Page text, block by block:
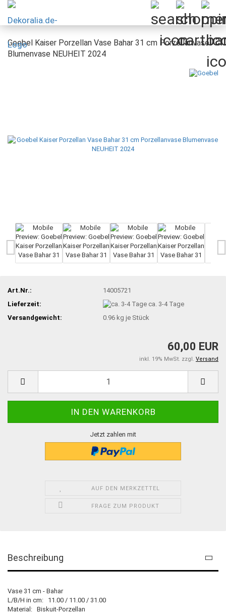
Goebel Kaiser Porzellan Vase Bahar 31 cm Porzellanvase
Blumenvase NEUHEIT 2024
Art.Nr.:
14005721
Lieferzeit:
ca. 3-4 Tage
Versandgewicht:
0.96 kg je Stück
60,00 EUR
inkl. 19% MwSt. zzgl. Versand
Jetzt zahlen mit
AUF DEN MERKZETTEL
FRAGE ZUM PRODUKT
Beschreibung
Vase 31 cm - Bahar
L/B/H in cm: 11.00 / 11.00 / 31.00
Material: Biskuit-Porzellan